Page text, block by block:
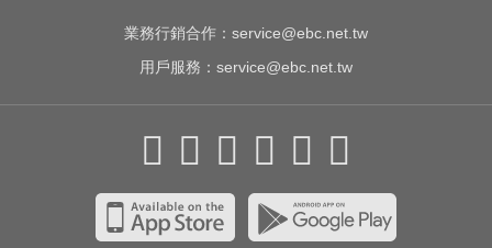
業務行銷合作： service@ebc.net.tw
用戶服務： service@ebc.net.tw